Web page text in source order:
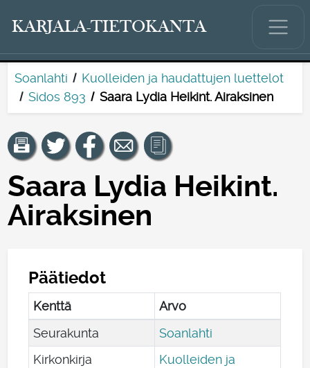
KARJALA-TIETOKANTA
Soanlahti
Kuolleiden ja haudattujen luettelot
Sidos 893
Saara Lydia Heikint. Airaksinen
Saara Lydia Heikint.
Airaksinen
Päätiedot
Kenttä
Arvo
Seurakunta
Soanlahti
Kirkonkirja
Kuolleiden ja